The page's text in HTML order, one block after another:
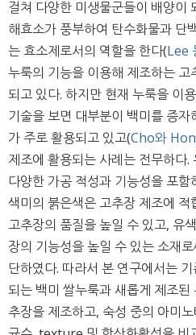
걸쳐 다양한 미생물군들이 배양이
해효소가 풍부하여 탄수화물과 단
는 효소제로서의 역할을 한다(Lee
누룩의 기능을 이용해 제조하는
되고 있다. 하지만 현재 누룩을 이
기술을 보면 대부분이 백미를 증
가 주로 활용되고 있고(Cho와
제조에 활용되는 사례는 전무하다
다양한 가공 적성과 기능성을 포
색미의 붉은색은 고추장 제조에 적
고추장의 품질을 높일 수 있고, 유
장의 기능성을 높일 수 있는 소재
단하였다. 따라서 본 연구에서는
되는 백미 쌀누룩과 새롭게 제조
추장을 제조하고, 숙성 중의 아미